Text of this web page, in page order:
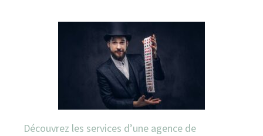
Découvrez les services d’une agence de